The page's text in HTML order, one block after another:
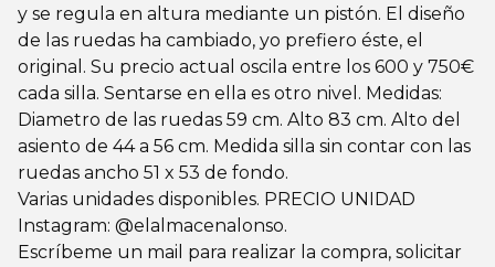
y se regula en altura mediante un pistón. El diseño
de las ruedas ha cambiado, yo prefiero éste, el
original. Su precio actual oscila entre los 600 y 750€
cada silla. Sentarse en ella es otro nivel. Medidas:
Diametro de las ruedas 59 cm. Alto 83 cm. Alto del
asiento de 44 a 56 cm. Medida silla sin contar con las
ruedas ancho 51 x 53 de fondo.
Varias unidades disponibles. PRECIO UNIDAD
Instagram: @elalmacenalonso.
Escríbeme un mail para realizar la compra, solicitar